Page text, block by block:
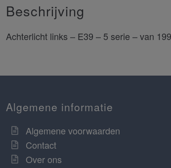
Beschrijving
Achterlicht links – E39 – 5 serie – van
Algemene informatie
Algemene voorwaarden
Contact
Over ons